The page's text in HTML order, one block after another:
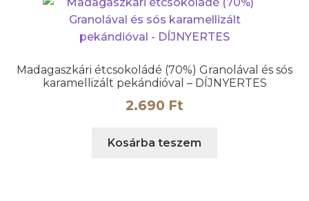
van.
A
változatok
termékoldalon
Madagaszkári étcsokoládé (70%) Granolával és sós
karamellizált pekándióval – DÍJNYERTES
2.690 Ft
Kosárba teszem